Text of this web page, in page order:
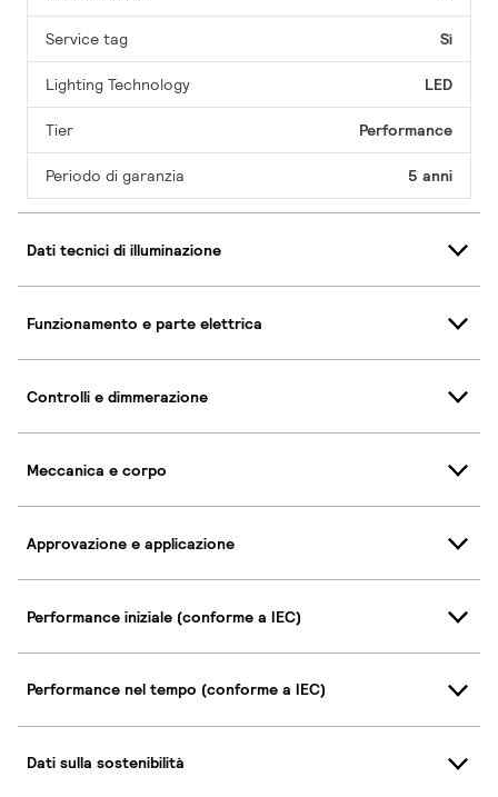
Service tag Sì
Lighting Technology LED
Tier Performance
Periodo di garanzia 5 anni
Dati tecnici di illuminazione
Funzionamento e parte elettrica
Controlli e dimmerazione
Meccanica e corpo
Approvazione e applicazione
Performance iniziale (conforme a IEC)
Performance nel tempo (conforme a IEC)
Dati sulla sostenibilità